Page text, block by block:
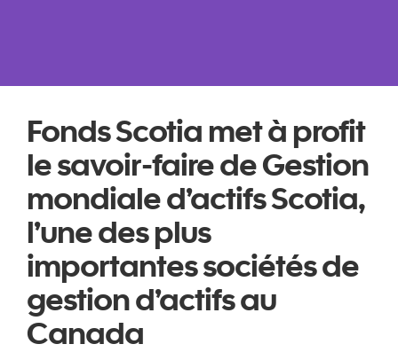
Fonds Scotia met à profit
le savoir-faire de Gestion
mondiale d’actifs Scotia,
l’une des plus
importantes sociétés de
gestion d’actifs au
Canada